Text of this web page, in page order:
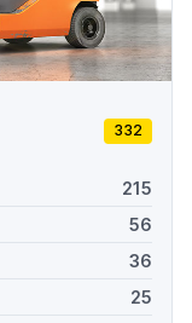
332
215
56
36
25